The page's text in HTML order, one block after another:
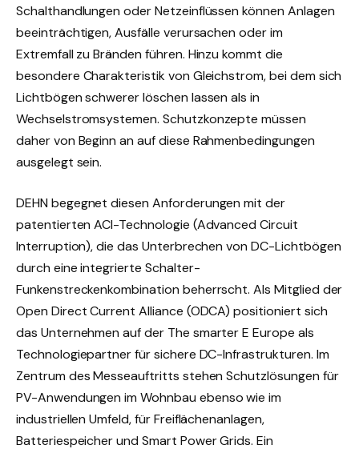
Schalthandlungen oder Netzeinflüssen können Anlagen
beeinträchtigen, Ausfälle verursachen oder im
Extremfall zu Bränden führen. Hinzu kommt die
besondere Charakteristik von Gleichstrom, bei dem sich
Lichtbögen schwerer löschen lassen als in
Wechselstromsystemen. Schutzkonzepte müssen
daher von Beginn an auf diese Rahmenbedingungen
ausgelegt sein.
DEHN begegnet diesen Anforderungen mit der
patentierten ACI-Technologie (Advanced Circuit
Interruption), die das Unterbrechen von DC-Lichtbögen
durch eine integrierte Schalter-
Funkenstreckenkombination beherrscht. Als Mitglied der
Open Direct Current Alliance (ODCA) positioniert sich
das Unternehmen auf der The smarter E Europe als
Technologiepartner für sichere DC-Infrastrukturen. Im
Zentrum des Messeauftritts stehen Schutzlösungen für
PV-Anwendungen im Wohnbau ebenso wie im
industriellen Umfeld, für Freiflächenanlagen,
Batteriespeicher und Smart Power Grids. Ein